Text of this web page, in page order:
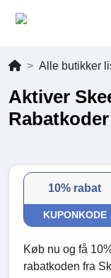
Alle butikker
Aktiver
10% rabat
KUPONKODE
Køb nu og få
rabatkoden fra